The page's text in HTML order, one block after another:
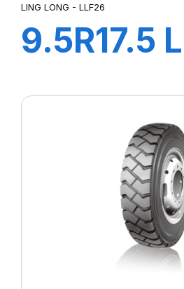
LING LONG - LLF26
9.5R17.5